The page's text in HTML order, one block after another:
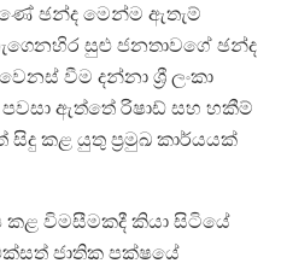
ඡන්ද මෙන්ම ඇතැම්
සුළු ජනතාවගේ ඡන්ද
වීම දන්නා ශ්‍රී ලංකා
ඇත්තේ රිෂාඩ් සහ හකීම්
කළ යුතු ප්‍රමුඛ කාර්යයක්
කළ විමසීමකදී කියා සිටියේ
ජාතික පක්ෂයේ